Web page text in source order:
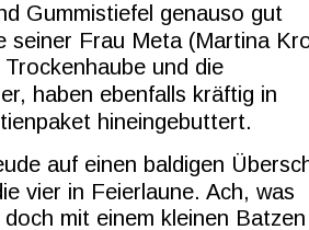
Gummistiefel genauso gut
seiner Frau Meta (Martina
und die
haben ebenfalls kräftig in
hineingebuttert.
auf einen baldigen
vier in Feierlaune. Ach, was
doch mit einem kleinen